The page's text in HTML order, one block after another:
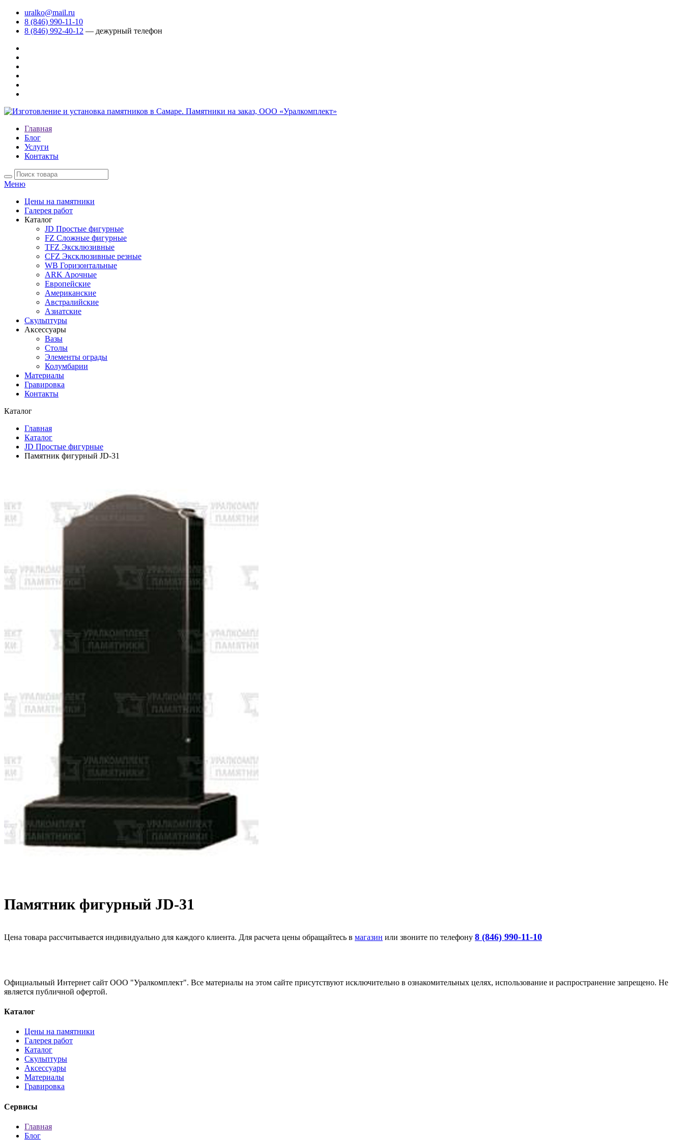
uralko@mail.ru
8 (846) 990-11-10
8 (846) 992-40-12 — дежурный телефон
Главная
Блог
Услуги
Контакты
Меню
Цены на памятники
Галерея работ
Каталог
JD Простые фигурные
FZ Сложные фигурные
TFZ Эксклюзивные
CFZ Эксклюзивные резные
WB Горизонтальные
ARK Арочные
Европейские
Американские
Австралийские
Азиатские
Скульптуры
Аксессуары
Вазы
Столы
Элементы ограды
Колумбарии
Материалы
Гравировка
Контакты
Каталог
Главная
Каталог
JD Простые фигурные
Памятник фигурный JD-31
Памятник фигурный JD-31
Цена товара рассчитывается индивидуально для каждого клиента. Для расчета цены обращайтесь в магазин или звоните по телефону 8 (846) 990-11-10
Официальный Интернет сайт ООО "Уралкомплект". Все материалы на этом сайте присутствуют исключительно в ознакомительных целях, использование и распространение запрещено. Не
является публичной офертой.
Каталог
Цены на памятники
Галерея работ
Каталог
Скульптуры
Аксессуары
Материалы
Гравировка
Сервисы
Главная
Блог